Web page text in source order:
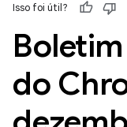
Isso foi útil?
do